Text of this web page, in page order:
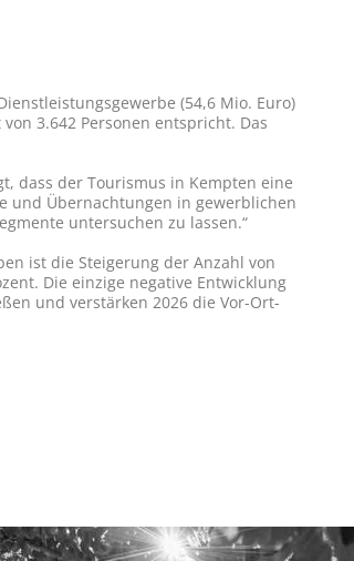
(54,6 Mio. Euro)
3.642 Personen entspricht. Das
dass der Tourismus in Kempten eine
und Übernachtungen in gewerblichen
untersuchen zu lassen.“
ist die Steigerung der Anzahl von
Die einzige negative Entwicklung
und verstärken 2026 die Vor-Ort-